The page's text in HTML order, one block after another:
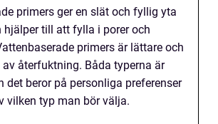
primers ger en slät och fyllig yta
hjälper till att fylla i porer och
primers är lättare och
av återfuktning. Båda typerna är
det beror på personliga preferenser
vilken typ man bör välja.